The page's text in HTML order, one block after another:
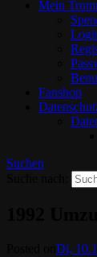
Mein
Fanshop
Suchen
Di,